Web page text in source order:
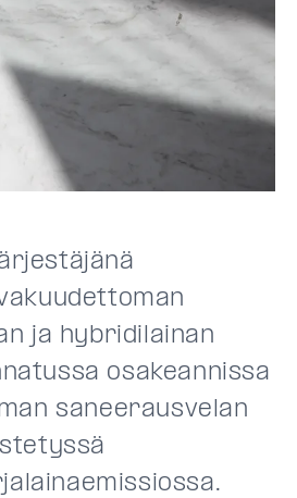
ja hybridilainan
osakeannissa
saneerausvelan